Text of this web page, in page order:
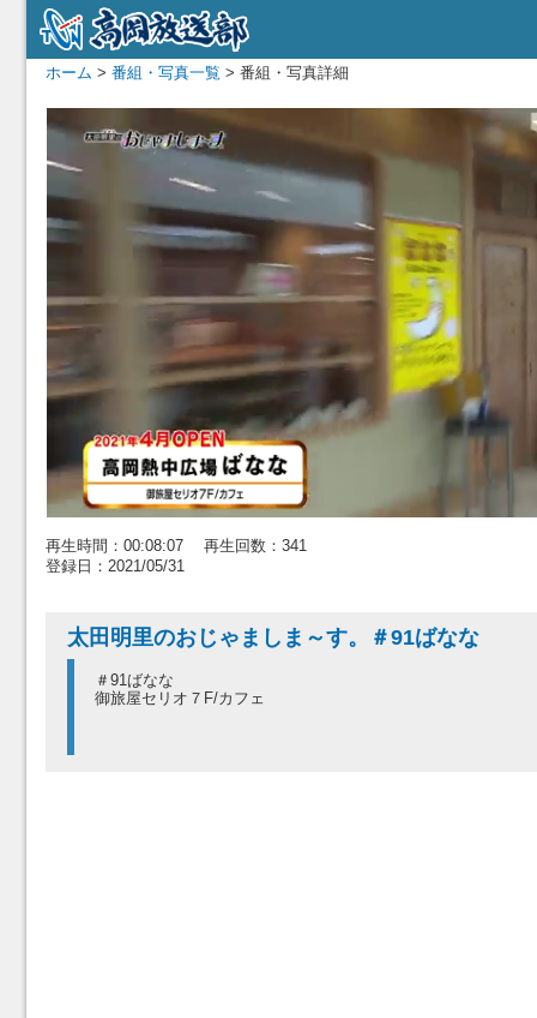
ホーム > 番組・写真一覧 > 番組・写真詳細
再生時間：00:08:07 再生回数：341
登録日：2021/05/31
太田明里のおじゃましま～す。＃91ばなな
＃91ばなな
御旅屋セリオ７F/カフェ